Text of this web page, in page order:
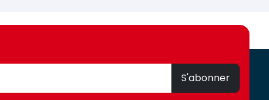
S'abonner